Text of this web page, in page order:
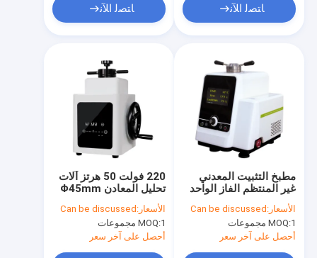
ﺎﺘﺼﻟ ﺍﻶﻧ ﺎﺘﺼﻟ ﺍﻶﻧ
220 فولت 50 هرتز آلات
تحليل المعادن Φ45mm
مطبخ تركيب العينات
المعدنية
الأسعار: Can be discussed
MOQ:1 مجموعات
أحصل على آخر سعر
مطبخ التثبيت المعدني
غير المنتظم الفاز الواحد
AMP2-22
الأسعار: Can be discussed
MOQ:1 مجموعات
أحصل على آخر سعر